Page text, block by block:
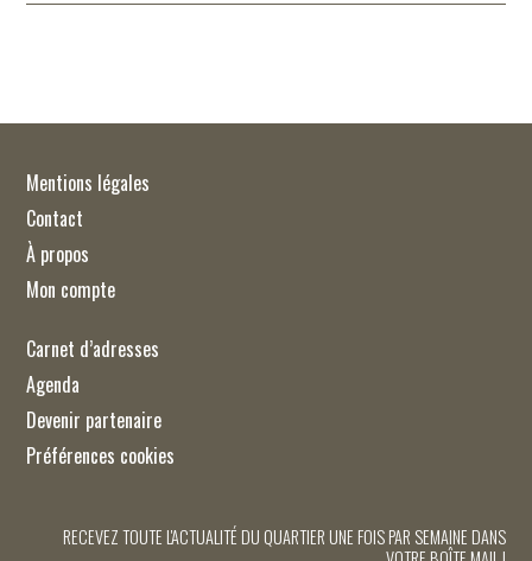
Mentions légales
Contact
À propos
Mon compte
Carnet d’adresses
Agenda
Devenir partenaire
Préférences cookies
RECEVEZ TOUTE L'ACTUALITÉ DU QUARTIER UNE FOIS PAR SEMAINE DANS